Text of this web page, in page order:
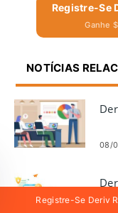
Registre-Se
Ganhe
NOTÍCIAS
08/
Registre-Se Deriv